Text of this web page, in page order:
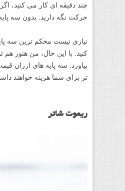
چند دقیقه ای کار می کنید،
حرکت نگه دارید. بدون سه
نیازی نیست محکم ترین سه
کنید. با این حال، من هنوز
بیاورد. سه پایه های ارزان
تر برای شما هزینه خواهند
ریموت شاتر